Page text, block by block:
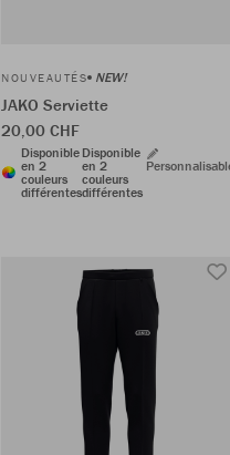
NOUVEAUTÉS NEW!
JAKO Serviette
20,00 CHF
Disponible
en 2
couleurs
différentes
Disponible
en 2
couleurs
différentes